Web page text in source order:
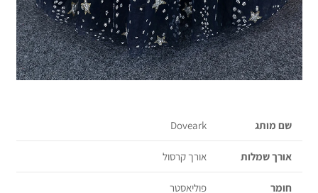
שם מותג Doveark
אורך שמלות אורך קרסול
חומר פוליאסטר